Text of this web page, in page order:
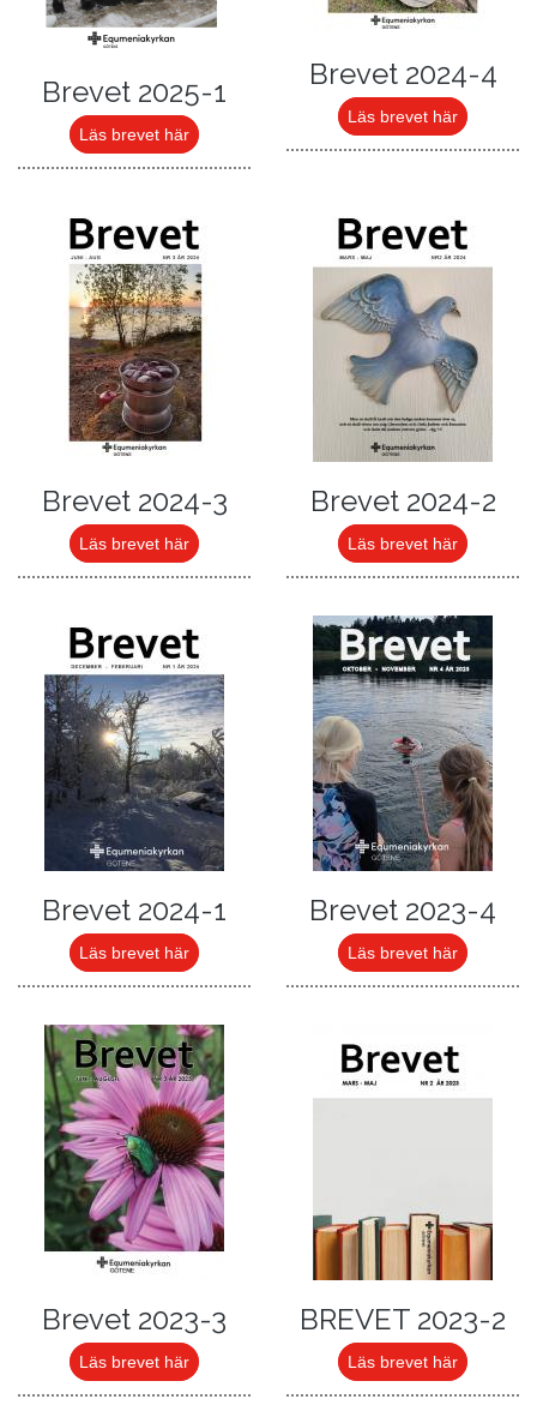
Brevet 2025-1
Läs brevet här
Brevet 2024-4
Läs brevet här
Brevet 2024-3
Läs brevet här
Brevet 2024-2
Läs brevet här
Brevet 2024-1
Läs brevet här
Brevet 2023-4
Läs brevet här
Brevet 2023-3
Läs brevet här
BREVET 2023-2
Läs brevet här